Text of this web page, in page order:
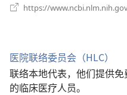
https://
医院联络委员会（HLC）
联络本地代表，他们提供
的临床医疗人员。